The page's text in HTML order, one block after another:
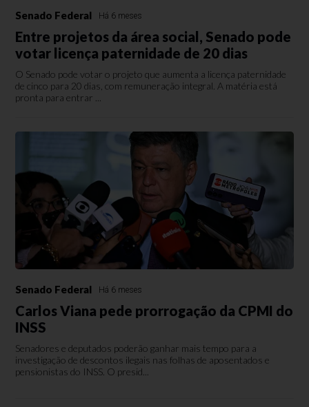
Senado Federal Há 6 meses
Entre projetos da área social, Senado pode
votar licença paternidade de 20 dias
O Senado pode votar o projeto que aumenta a licença paternidade
de cinco para 20 dias, com remuneração integral. A matéria está
pronta para entrar ...
Senado Federal Há 6 meses
Carlos Viana pede prorrogação da CPMI do
INSS
Senadores e deputados poderão ganhar mais tempo para a
investigação de descontos ilegais nas folhas de aposentados e
pensionistas do INSS. O presid...